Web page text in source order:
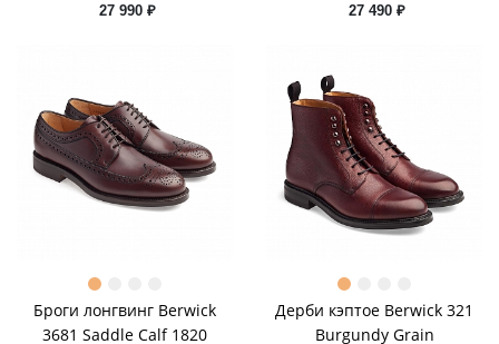
27 990 ₽ 27 490 ₽
Броги лонгвинг Berwick
3681 Saddle Calf 1820
Дерби кэптое Berwick 321
Burgundy Grain